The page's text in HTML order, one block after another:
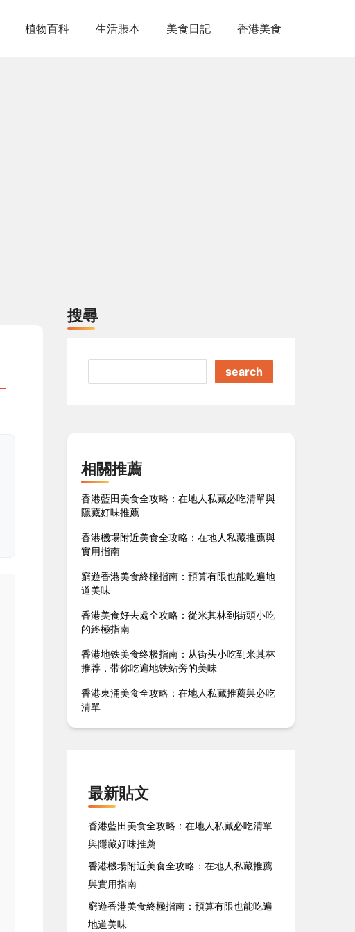
植物百科 生活賬本 美食日記 香港美食
搜尋
search
相關推薦
香港藍田美食全攻略：在地人私藏必吃清單與
隱藏好味推薦
香港機場附近美食全攻略：在地人私藏推薦與
實用指南
窮遊香港美食終極指南：預算有限也能吃遍地
道美味
香港美食好去處全攻略：從米其林到街頭小吃
的終極指南
香港地铁美食终极指南：从街头小吃到米其林
推荐，带你吃遍地铁站旁的美味
香港東涌美食全攻略：在地人私藏推薦與必吃
清單
最新貼文
香港藍田美食全攻略：在地人私藏必吃清單
與隱藏好味推薦
香港機場附近美食全攻略：在地人私藏推薦
與實用指南
窮遊香港美食終極指南：預算有限也能吃遍
地道美味